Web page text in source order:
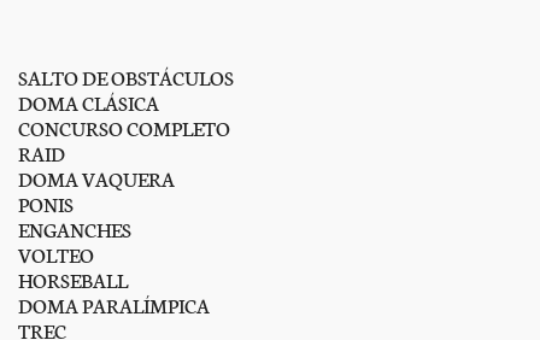
SALTO DE OBSTÁCULOS
DOMA CLÁSICA
CONCURSO COMPLETO
RAID
DOMA VAQUERA
PONIS
ENGANCHES
VOLTEO
HORSEBALL
DOMA PARALÍMPICA
TREC